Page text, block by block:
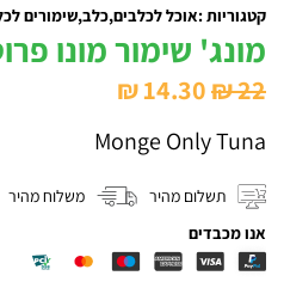
קטגוריות :אוכל לכלבים כלב שימורים
מונג' שימור מונו
₪22
המחיר
המקורי
היה:
₪ 22.
₪14.30
הנוכחי
הוא:
₪ 14.30.
Monge Only Tuna
תשלום מהיר משלוח מהיר
אנו מכבדים